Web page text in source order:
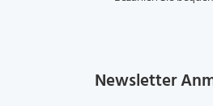
Newsletter